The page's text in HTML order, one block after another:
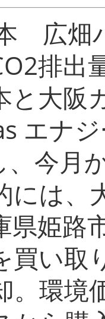
広畑
排出
大阪
エナ
、今月
には、
県姫路
買い取
。環境